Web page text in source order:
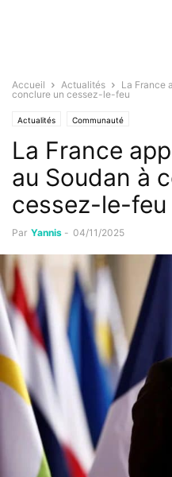
Accueil Actualités
La France
conclure un cessez-le-feu
Actualités Communauté
La France
au Soudan à
cessez-le-feu
Par Yannis - 04/11/2025